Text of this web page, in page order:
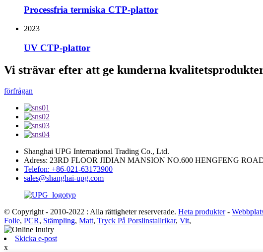
Processfria termiska CTP-plattor
2023
UV CTP-plattor
Vi strävar efter att ge kunderna
förfrågan
Shanghai UPG International Trading Co., Ltd.
Adress: 23RD FLOOR JIDIAN MANSION NO.600 HENGFENG
Telefon: +86-021-63173900
sales@shanghai-upg.com
© Copyright - 2010-2022 : Alla rättigheter reserverade. Heta produkter-
Folie, PCR, Stämpling, Matt, Tryck På Porslinstallrikar, Vit,
Skicka e-post
x